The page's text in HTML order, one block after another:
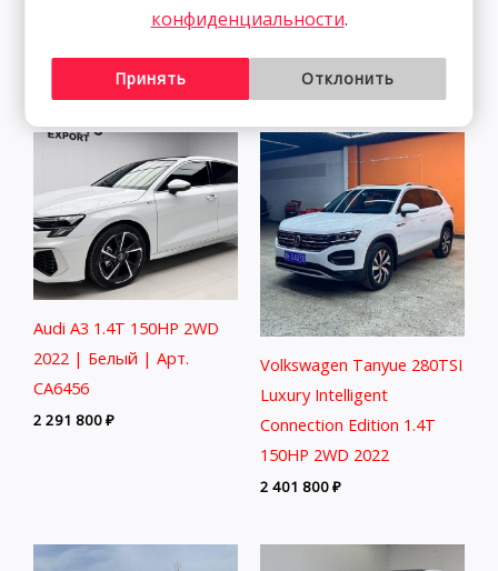
2WD 2021 | Пепел | Арт.
2WD 2022 | Ким.
Audi A3 1.4T 150HP 2WD
2022 | Белый | Арт.
CA6456
2 291 800₽
Volkswagen Tanyue 280TSI
Luxury Intelligent
Connection Edition 1.4T
150HP 2WD 2022
2 401 800₽
конфиденциальности.
Принять Отклонить